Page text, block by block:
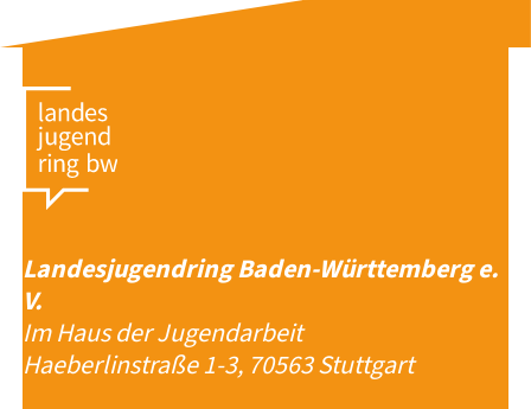
Landesjugendring Baden-Württemberg e.
V.
Im Haus der Jugendarbeit
Haeberlinstraße 1-3, 70563 Stuttgart